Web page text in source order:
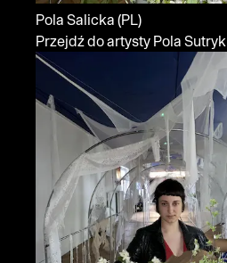
Pola Salicka (PL)
Przejdź do artysty Pola Sutryk